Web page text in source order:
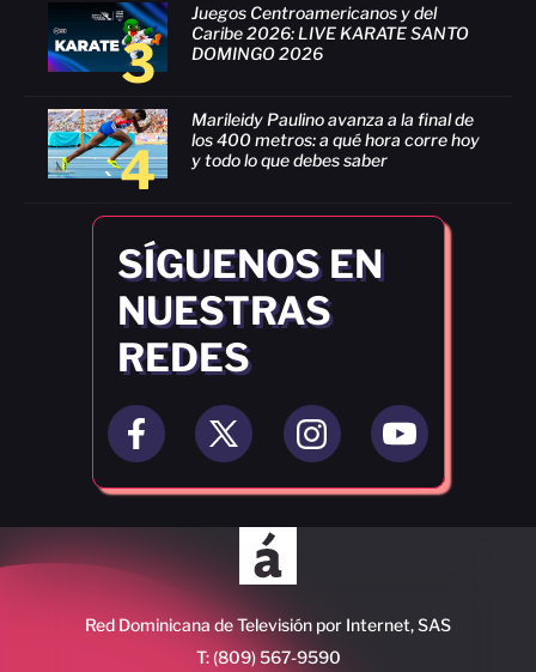
3
Juegos Centroamericanos y del
Caribe 2026: LIVE KARATE SANTO
DOMINGO 2026
4
Marileidy Paulino avanza a la final de
los 400 metros: a qué hora corre hoy
y todo lo que debes saber
SÍGUENOS EN
NUESTRAS
REDES
Red Dominicana de Televisión por Internet, SAS
T: (809) 567-9590